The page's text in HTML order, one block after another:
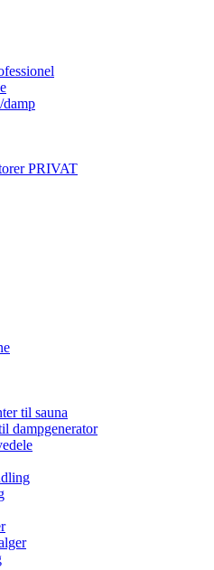
damp
PRIVAT
til sauna
dampgenerator